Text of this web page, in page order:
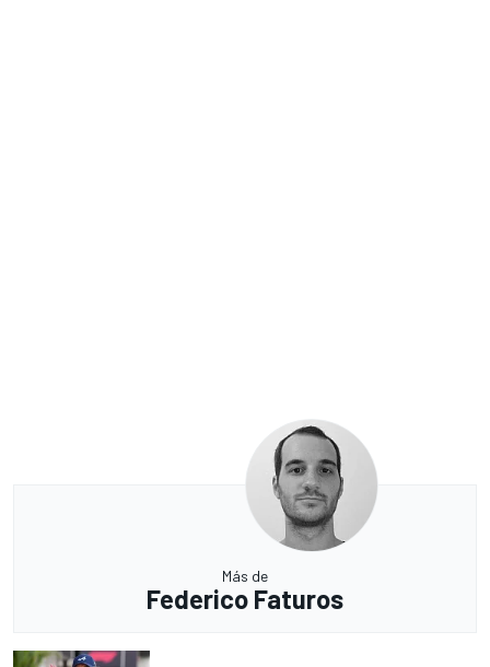
Más de
Federico Faturos